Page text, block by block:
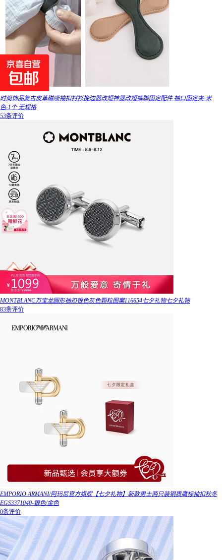
时尚饰品复古皮革磁吸袖扣衬衫挽边器改短神器改短裤脚固定配件 袖口固定夹-米
色-1个 无规格
53条评价
MONTBLANC万宝龙圆形袖扣银色灰色颗粒图案116654七夕礼物七夕礼物
83条评价
EMPORIO ARMANI/阿玛尼官方旗舰【七夕礼物】新款男士两只装钢质鹰标袖扣秋冬
EGS3371040-银色/金色
0条评价